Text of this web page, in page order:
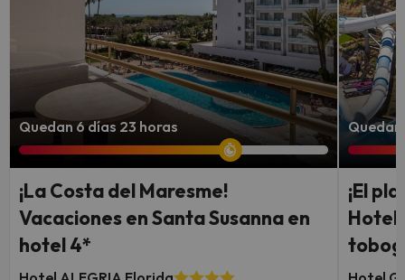
Quedan 6 días 23 horas
¡La Costa del Maresme!
Vacaciones en Santa Susanna en
hotel 4*
Quedan
¡El
Hotel